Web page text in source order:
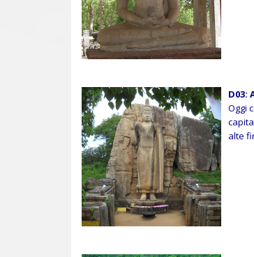
D03:
Oggi
alte